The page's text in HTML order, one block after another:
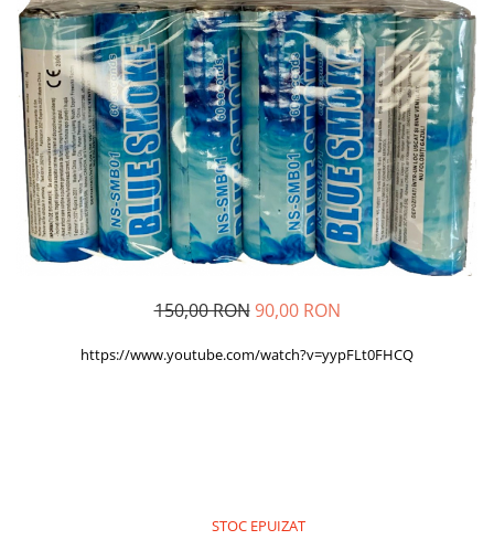
150,00 RON 90,00 RON
https://www.youtube.com/watch?v=yypFLt0FHCQ
STOC EPUIZAT